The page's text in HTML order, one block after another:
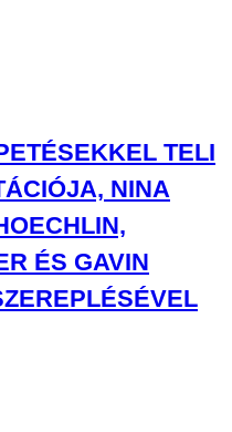
TELI
NINA
ÉS GAVIN